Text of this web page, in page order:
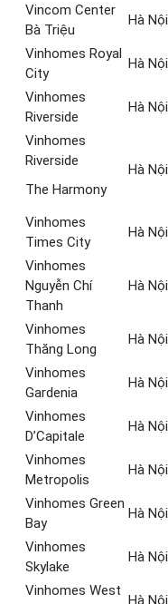
Vincom Center
Bà Triệu
Hà Nội
Vinhomes Royal
City
Hà Nội
Vinhomes
Riverside
Hà Nội
Vinhomes
Riverside
The Harmony
Hà Nội
Vinhomes
Times City
Hà Nội
Vinhomes
Nguyễn Chí
Thanh
Hà Nội
Vinhomes
Thăng Long
Hà Nội
Vinhomes
Gardenia
Hà Nội
Vinhomes
D’Capitale
Hà Nội
Vinhomes
Metropolis
Hà Nội
Vinhomes Green
Bay
Hà Nội
Vinhomes
Skylake
Hà Nội
Vinhomes West
Hà Nội